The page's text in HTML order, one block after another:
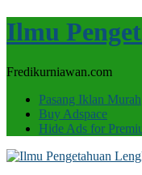
Ilmu
Fredikurniawan.com
Pasang Iklan Murah
Buy Adspace
Hide Ads for